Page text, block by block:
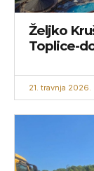
Željko
Toplice-
21. travnja 2026.